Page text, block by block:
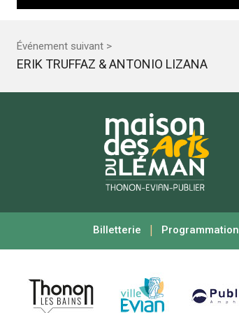
Événement suivant >
ERIK TRUFFAZ & ANTONIO LIZANA
Billetterie | Programmation